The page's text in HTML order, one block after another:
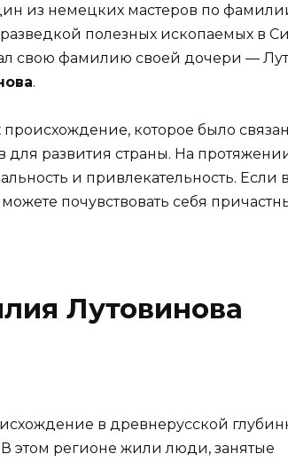
из немецких мастеров по
полезных ископаемых в
свою фамилию своей дочери —
.
которое было
развития страны. На
и привлекательность. Если
почувствовать себя
Лутовинова
в древнерусской
этом регионе жили люди, занятые